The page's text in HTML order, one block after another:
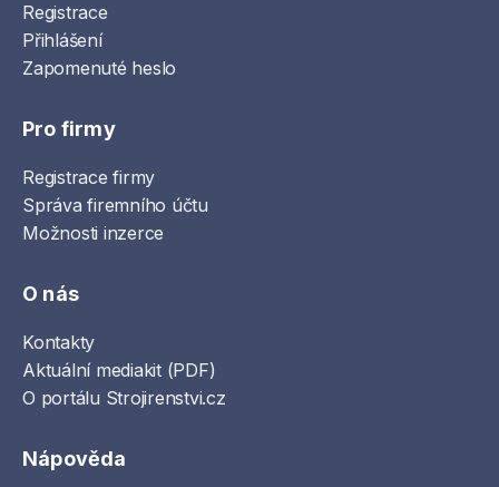
Registrace
Přihlášení
Zapomenuté heslo
Pro firmy
Registrace firmy
Správa firemního účtu
Možnosti inzerce
O nás
Kontakty
Aktuální mediakit (PDF)
O portálu Strojirenstvi.cz
Nápověda